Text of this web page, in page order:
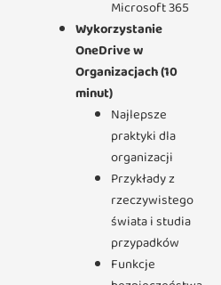
Microsoft 365
Wykorzystanie
OneDrive w
Organizacjach (10
minut)
Najlepsze
praktyki dla
organizacji
Przykłady z
rzeczywistego
świata i studia
przypadków
Funkcje